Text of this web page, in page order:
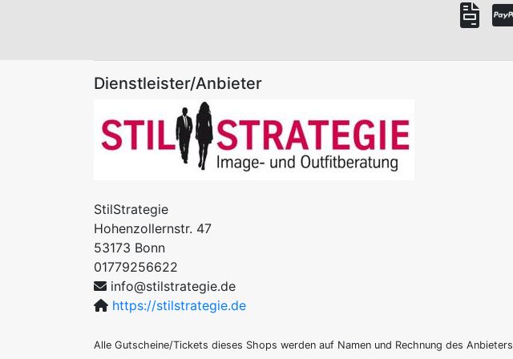
Dienstleister/Anbieter
StilStrategie
Hohenzollernstr. 47
53173 Bonn
01779256622
info@stilstrategie.de
https://stilstrategie.de
Alle Gutscheine/Tickets dieses Shops werden auf Namen und Rechnung des Anbieters